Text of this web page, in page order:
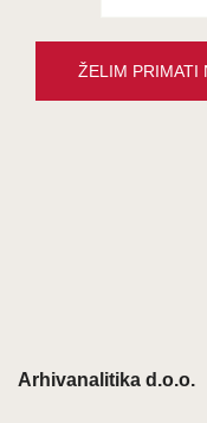
Arhivanalitika d.o.o.